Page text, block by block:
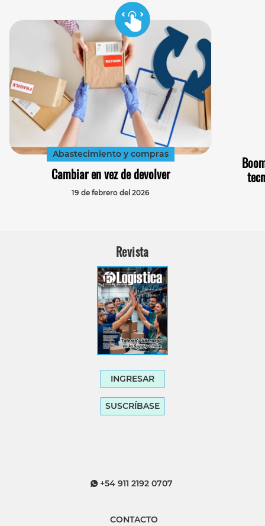
Abastecimiento y compras
Cambiar en vez de devolver
19 de febrero del 2026
Revista
INGRESAR
SUSCRÍBASE
+54 911 2192 0707
CONTACTO